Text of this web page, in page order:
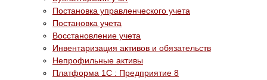
Постановка управленческого учета
Постановка учета
Восстановление учета
Инвентаризация активов и обязательств
Непрофильные активы
Платформа 1С : Предприятие 8